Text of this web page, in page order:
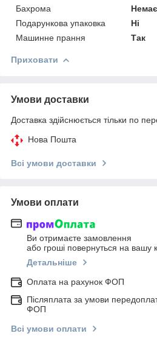
Бахрома
Немає
Подарункова упаковка
Ні
Машинне прання
Так
Приховати
Умови доставки
Доставка здійснюється тільки по
Нова Пошта
Всі умови доставки
Умови оплати
Ви отримаєте замовлення
або гроші повернуться на вашу
Детальніше
Оплата на рахунок ФОП
Післяплата за умови
ФОП
Всі умови оплати